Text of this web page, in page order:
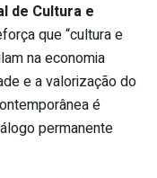
de Cultura e
que “cultura e
na economia
e a valorização do
é
permanente